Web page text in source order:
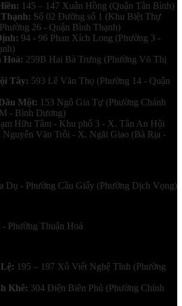
145 – 147 Xuân Hồng (Quận Tân Bình)
Số 02 Đường số 1 (Khu Biệt Thự
26 - Quận Bình Thạnh)
94 - 96 Phan Xích Long (Phường 3 -
Hoà: 259B Hai Bà Trưng (Phường Võ Thị
Tây: 593 Lê Văn Thọ (Phường 14 - Quận
Một: 153 Ngô Gia Tự (Phường Chánh
- Bình Dương)
Hữu Tâm - Khu phố 3 - X. Tân An Hội
Nguyễn Văn Trỗi - X. Ngãi Giao (Bà Rịa -
Dụ - Phường Cầu Giấy (Phường Dịch Vọng)
Phường Thuận Hoá
195 – 197 Xô Viết Nghệ Tĩnh (Phường
Khê: 304 Điện Biên Phủ (Phường Chính